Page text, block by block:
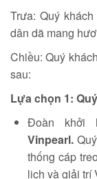
Trưa: Quý
dân dã mang
Chiều: Quý
sau:
Lựa chọn 1:
Đoàn khởi
Vinpearl.
thống cáp
lịch và giải trí